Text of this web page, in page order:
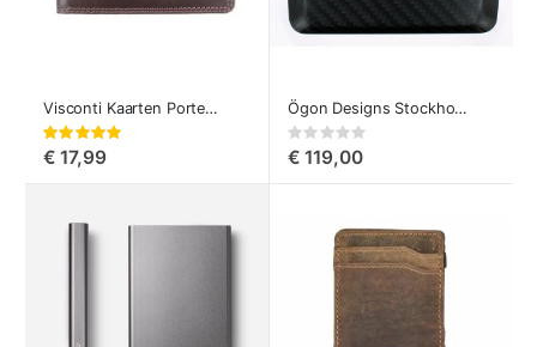
Visconti Kaarten Portemonnee Nelson
Waardering:
€ 17,99
Ögon Designs Stockholm Smart Case V2.0 Creditcardhouder Carbon fiber
Rating:
€ 119,00